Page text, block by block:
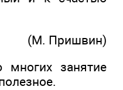
(М. Пришвин)
занятие